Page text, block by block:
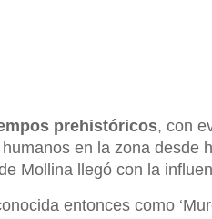
prehistóricos, con
en la zona desde
Mollina llegó con la
entonces como